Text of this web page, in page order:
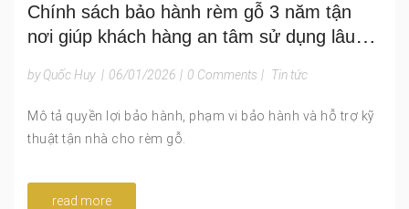
Chính sách bảo hành rèm gỗ 3 năm tận
nơi giúp khách hàng an tâm sử dụng lâu
by Quốc Huy | 06/01/2026 | 0 Comments | Tin tức
Mô tả quyền lợi bảo hành, phạm vi bảo hành và hỗ trợ kỹ
thuật tận nhà cho rèm gỗ.
read more